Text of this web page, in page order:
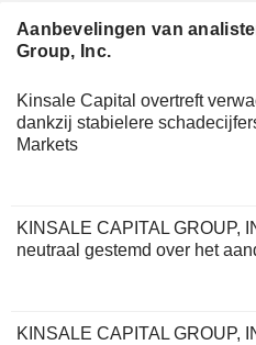
Aanbevelingen van
Group, Inc.
Kinsale Capital overtreft
dankzij stabielere
Markets
KINSALE CAPITAL GROUP,
neutraal gestemd over het
KINSALE CAPITAL GROUP,